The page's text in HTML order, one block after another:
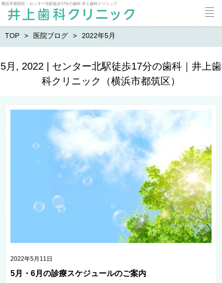
横浜市都筑区・センター北駅徒歩17分の歯科 井上歯科クリニック
TOP 医院ブログ 2022年5月
5月, 2022 | センター北駅徒歩17分の歯科｜井上歯
科クリニック（横浜市都筑区）
2022年5月11日
5月・6月の診療スケジュールのご案内